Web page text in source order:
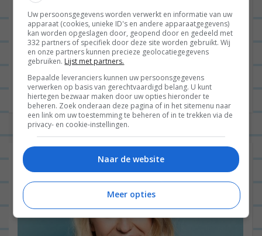
Site
Uw persoonsgegevens worden verwerkt en informatie van uw
apparaat (cookies, unieke ID's en andere apparaatgegevens)
kan worden opgeslagen door, geopend door en gedeeld met
332 partners of specifiek door deze site worden gebruikt. Wij
en onze partners kunnen precieze geolocatiegegevens
gebruiken. Lijst met partners.
Bepaalde leveranciers kunnen uw persoonsgegevens
verwerken op basis van gerechtvaardigd belang. U kunt
hiertegen bezwaar maken door uw opties hieronder te
beheren. Zoek onderaan deze pagina of in het sitemenu naar
een link om uw toestemming te beheren of in te trekken via de
privacy- en cookie-instellingen.
Naar de website
Meer opties